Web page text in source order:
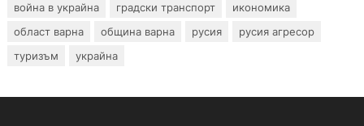
война в украйна
градски транспорт
икономика
област варна
община варна русия
русия агресор
туризъм
украйна